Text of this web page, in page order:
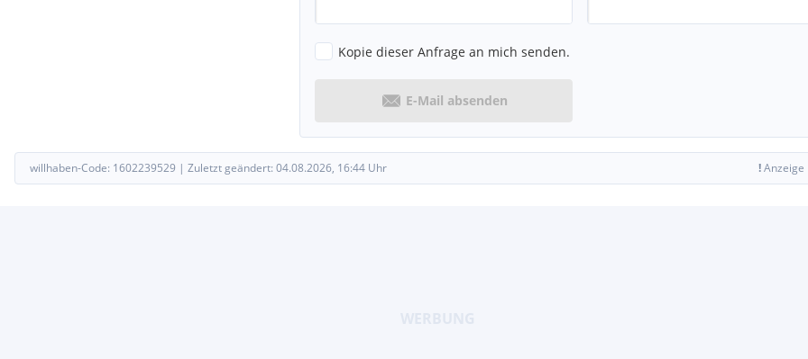
Kopie dieser Anfrage an mich senden.
E-Mail absenden
willhaben-Code: 1602239529 | Zuletzt geändert: 04.08.2026, 16:44 Uhr !Anzeige